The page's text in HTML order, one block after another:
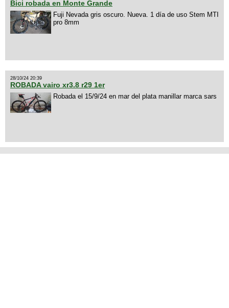
Bici robada en Monte Grande
Fuji Nevada gris oscuro. Nueva. 1 día de uso Stem MTI
pro 8mm
28/10/24 20:39
ROBADA vairo xr3.8 r29 1er
Robada el 15/9/24 en mar del plata manillar marca sars